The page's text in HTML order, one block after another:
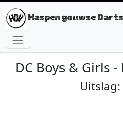
Haspengouwse
DC Boys & Girls
Uitslag: